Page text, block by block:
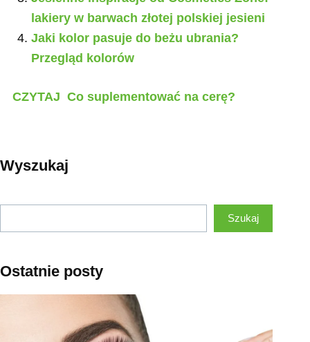
lakiery w barwach złotej polskiej jesieni
Jaki kolor pasuje do beżu ubrania?
Przegląd kolorów
CZYTAJ Co suplementować na cerę?
Wyszukaj
Szukaj
Ostatnie posty